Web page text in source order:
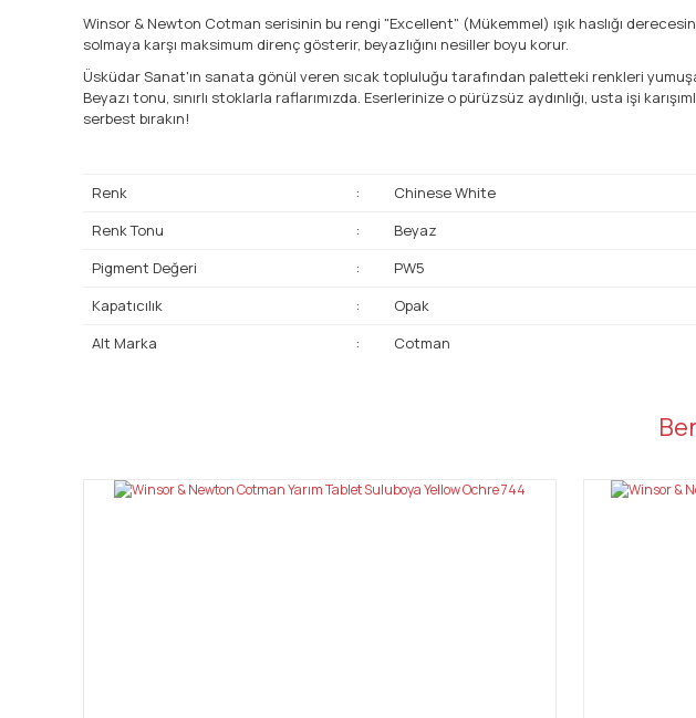
Winsor & Newton Cotman serisinin bu rengi "Excellent" (Mükemmel) ışık haslığı
solmaya karşı maksimum direnç gösterir, beyazlığını nesiller boyu korur.
Üsküdar Sanat'ın sanata gönül veren sıcak topluluğu tarafından paletteki renkleri
Beyazı tonu, sınırlı stoklarla raflarımızda. Eserlerinize o pürüzsüz aydınlığı, usta işi
serbest bırakın!
Renk :
Chinese White
Renk Tonu
:
Beyaz
Pigment Değeri
:
PW5
Kapatıcılık
:
Opak
Alt Marka
: Cotman
Bu ürünün fiyat bilgisi, resim, ürün açıklamalarında ve diğer konularda yetersiz
Ürün resmi kalitesiz, bozuk veya görüntülenemiyor.